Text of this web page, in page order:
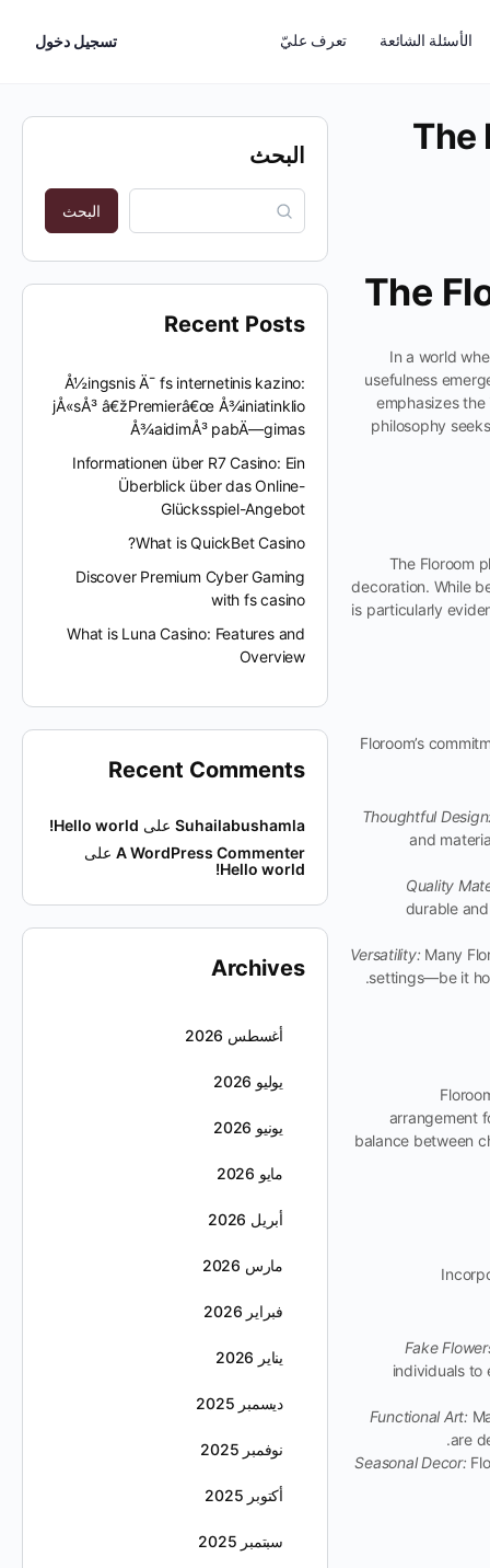
الأسئلة الشائعة تعرف عليّ تسجيل دخول
The
The
In a world
usefulness
emphasizes
philosophy
The Floroom
decoration. While
is particularly
Floroom’s
Thoughtful
and
Quality
durable
Versatility: Many
settings—be it
arrangement
balance between
Fake
individuals to
Functional Art:
are
Seasonal Decor:
البحث
البحث
Recent Posts
Å½ingsnis Ä¯ fs internetinis kazino:
jÅ«sÅ³ â€žPremierâ€œ Å¾iniatinklio
Å¾aidimÅ³ pabÄ—gimas
Informationen über R7 Casino: Ein
Überblick über das Online-
Glücksspiel-Angebot
What is QuickBet Casino?
Discover Premium Cyber Gaming
with fs casino
What is Luna Casino: Features and
Overview
Recent Comments
Suhailabushamla على Hello world!
A WordPress Commenter على
Hello world!
Archives
أغسطس 2026
يوليو 2026
يونيو 2026
مايو 2026
أبريل 2026
مارس 2026
فبراير 2026
يناير 2026
ديسمبر 2025
نوفمبر 2025
أكتوبر 2025
سبتمبر 2025